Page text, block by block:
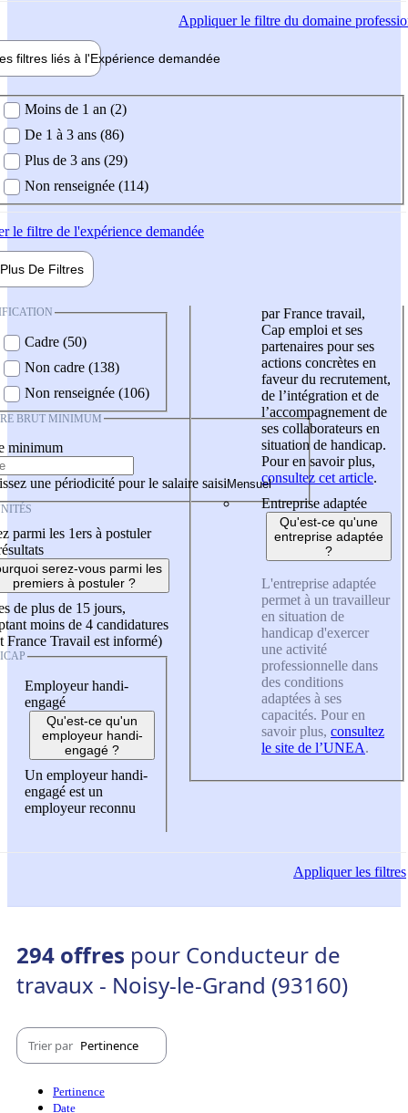
Appliquerle filtre du domaine
filtres liés à l'Expérience demandée
demandée
Moins de 1 an (2)
De 1 à 3 ans (86)
Plus de 3 ans (29)
Non renseignée (114)
le filtre de l'expérience demandée
Plus De Filtres
Cadre (50)
Non cadre (138)
Non renseignée (106)
BRUT MINIMUM
minimum
une périodicité pour le salaire saisi
parmi les 1ers à postuler
serez-vous parmi les
premiers à postuler ?
de plus de 15 jours,
moins de 4 candidatures
France Travail est informé)
Employeur handi-
engagé
Qu'est-ce qu'un
employeur handi-
engagé ?
Un employeur handi-
engagé est un
employeur reconnu
par France travail,
Cap emploi et ses
partenaires pour ses
actions concrètes en
faveur du recrutement,
de l’intégration et de
l’accompagnement de
ses collaborateurs en
situation de handicap.
Pour en savoir plus,
consultez cet article.
Entreprise adaptée
Qu'est-ce qu'une
entreprise adaptée
?
L'entreprise adaptée
permet à un travailleur
en situation de
handicap d'exercer
une activité
professionnelle dans
des conditions
adaptées à ses
capacités. Pour en
savoir plus, consultez
le site de l’UNEA.
Appliquerles filtres
294 offres pour Conducteur de
travaux - Noisy-le-Grand (93160)
Trier par Pertinence
Pertinence
Date